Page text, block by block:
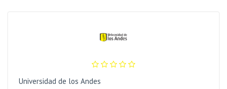
Universidad de los Andes